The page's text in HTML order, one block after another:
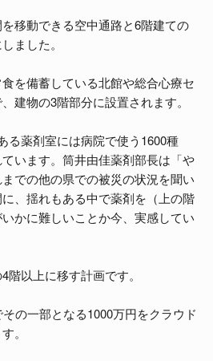
移動できる空中通路と6階建ての
ました。
を備蓄している北館や総合心療セ
建物の3階部分に設置されます。
る薬剤室には病院で使う1600種
います。筒井由佳薬剤部長は「や
での他の県での被災の状況を聞い
、揺れもある中で薬剤を（上の階
かに難しいことか今、実感してい
以上に移す計画です。
の一部となる1000万円をクラウド
。